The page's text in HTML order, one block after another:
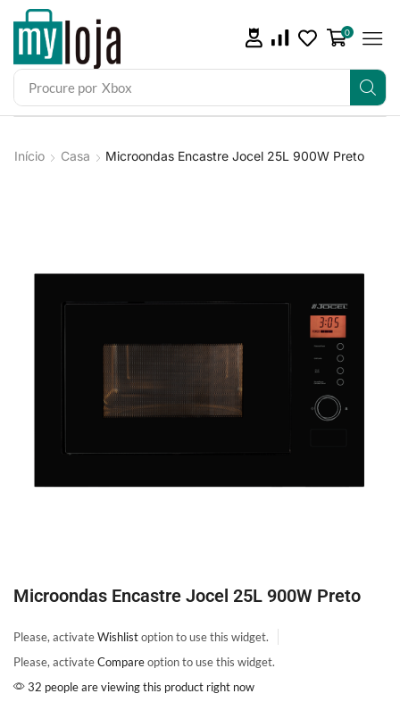
Procure por iPad
0
Início Casa Microondas Encastre Jocel 25L 900W Preto
Microondas Encastre Jocel 25L 900W Preto
Please, activateWishlistoption to use this widget.
Please, activateCompareoption to use this widget.
32 people are viewing this product right now